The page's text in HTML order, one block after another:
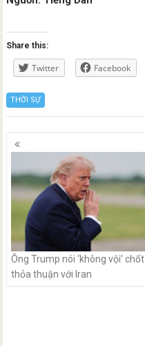
Share this:
Twitter Facebook
THỜI SỰ
Posts
navigation
Ông Trump nói ‘không vội’ chốt
thỏa thuận với Iran